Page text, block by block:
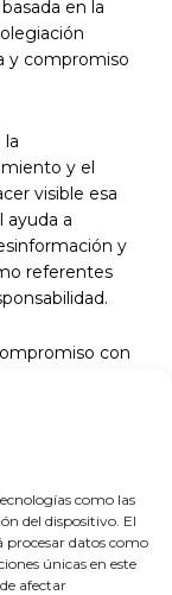
como las
del dispositivo. El
procesar datos como
únicas en este
afectar
en la
y compromiso
la
y el
visible esa
a
y
referentes
con
sobre
las